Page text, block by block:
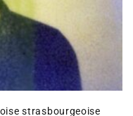
strasbourgeoise